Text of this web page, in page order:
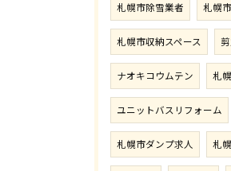
札幌市除雪業者 札幌
札幌市収納スペース
ナオキコウムテン 札
ユニットバスリフォーム
札幌市ダンプ求人 札